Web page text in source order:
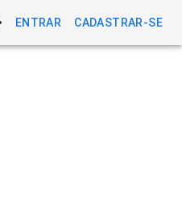
ENTRAR CADASTRAR-SE